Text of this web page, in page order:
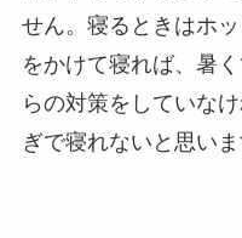
せん。寝るときはホ
をかけて寝れば、暑
らの対策をしていな
ぎで寝れないと思いま